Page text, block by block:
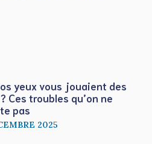
yeux vous jouaient des
Ces troubles qu’on ne
pas
2025